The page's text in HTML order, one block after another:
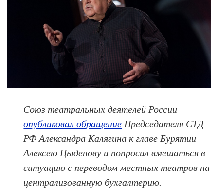
Союз театральных деятелей России
опубликовал обращение Председателя СТД
РФ Александра Калягина к главе Бурятии
Алексею Цыденову и попросил вмешаться в
ситуацию с переводом местных театров на
централизованную бухгалтерию.